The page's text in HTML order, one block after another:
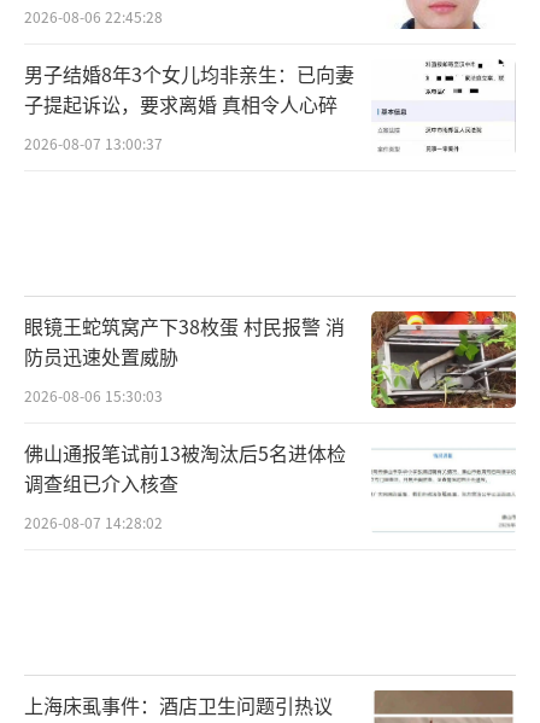
2026-08-06 22:45:28
男子结婚8年3个女儿均非亲生：已向妻
子提起诉讼，要求离婚 真相令人心碎
2026-08-07 13:00:37
眼镜王蛇筑窝产下38枚蛋 村民报警 消
防员迅速处置威胁
2026-08-06 15:30:03
佛山通报笔试前13被淘汰后5名进体检
调查组已介入核查
2026-08-07 14:28:02
上海床虱事件：酒店卫生问题引热议